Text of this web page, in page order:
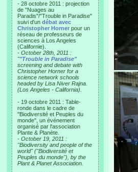
- 28 octobre 2011 : projection
de "Nuages au
Paradis"/"Trouble in Paradise"
suivi d'un débat avec
Christopher Horner pour un
réseau de professeurs de
sciences à Los Angeles
(Californie).
- October 28th, 2011 :
""Trouble in Paradise"
screening and debate with
Christopher Horner for a
science network schools
headed by Lisa Niver Rajna.
(Los Angeles - California).
- 19 octobre 2011 : Table-
ronde dans le cadre de
"Biodiversité et Peuples du
monde", un événement
organisé par l'association
Plante & Planète.
- October 19, 2011 :
"Biodiversity and people of the
world" ("Biodiversité et
Peuples du monde"), by the
Plant & Planet Association.